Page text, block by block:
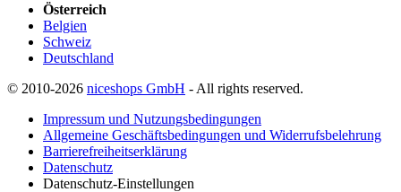
Österreich
Belgien
Schweiz
Deutschland
© 2010-2026 niceshops GmbH - All rights reserved.
Impressum und Nutzungsbedingungen
Allgemeine Geschäftsbedingungen und Widerrufsbelehrung
Barrierefreiheitserklärung
Datenschutz
Datenschutz-Einstellungen